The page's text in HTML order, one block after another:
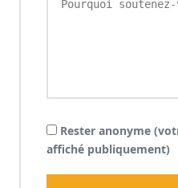
Rester anonyme
affiché publiquement)